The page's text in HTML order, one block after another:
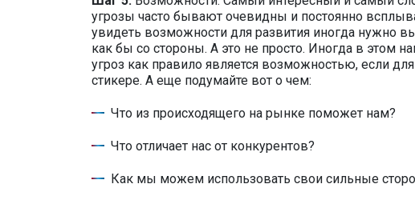
угрозы часто бывают очевидны и постоянно
увидеть возможности для развития иногда нужно
как бы со стороны. А это не просто. Иногда в этом
угроз как правило является возможностью, если
стикере. А еще подумайте вот о чем:
Что из происходящего на рынке поможет нам?
Что отличает нас от конкурентов?
Как мы можем использовать свои сильные